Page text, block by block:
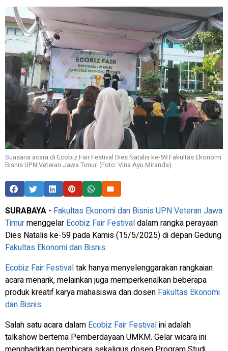
Suasana acara di Ecobiz Fair Festival Dies Natalis ke-59 Fakultas Ekonomi
Bisnis UPN Veteran Jawa Timur. (Foto: Vina Ayu Miranda)
SURABAYA - Fakultas Ekonomi dan Bisnis UPN Veteran Jawa
Timurmenggelar Ecobiz Fair Festivaldalam rangka perayaan
Dies Natalis ke-59 pada Kamis (15/5/2025) di depan Gedung
Fakultas Ekonomi dan Bisnis.
Ecobiz Fair Festivaltak hanya menyelenggarakan rangkaian
acara menarik, melainkan juga memperkenalkan beberapa
produk kreatif karya mahasiswa dan dosen Fakultas Ekonomi
dan Bisnis.
Salah satu acara dalam Ecobiz Fair Festivalini adalah
talkshowbertema Pemberdayaan UMKM. Gelar wicara ini